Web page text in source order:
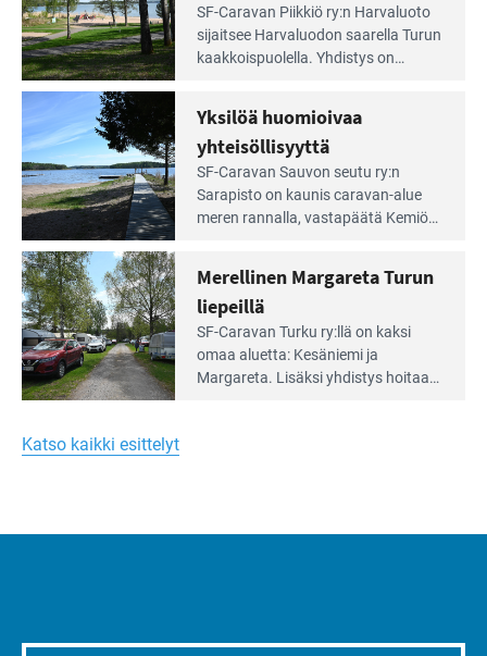
Lue
Leirintäoppaan
artikkeli:
Meren
äärellä
ja
vehreän
virkistysalueen
laidalla
SF-Caravan Piikkiö ry:n Harvaluoto
sijait­see Harvaluodon saarella Turun
kaakkois­puolella. Yhdistys on
virkistysalueesta.
Lue
Leirintäoppaan
artikkeli:
Yksilöä
huomioivaa
yhteisöllisyyttä
Yksilöä huomioivaa
yhteisöllisyyttä
SF-Caravan Sauvon seutu ry:n
Sarapisto on kaunis caravan-alue
meren rannalla, vasta­päätä Kemiön
kymmenen paikkaa ilman sähköä.
Lue
Leirintäoppaan
artikkeli:
Merellinen
Turun
liepeillä
Merellinen Margareta Turun
liepeillä
SF-Caravan Turku ry:llä on kaksi
omaa aluet­ta: Kesäniemi ja
Margareta. Lisäksi yhdis­tys hoitaa
Katso kaikki esittelyt